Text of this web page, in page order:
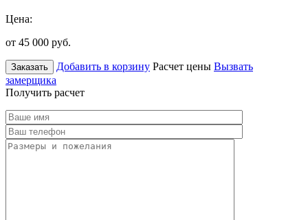
Цена:
от 45 000 руб.
Заказать Добавить в корзину Расчет цены Вызвать
замерщика
Получить расчет